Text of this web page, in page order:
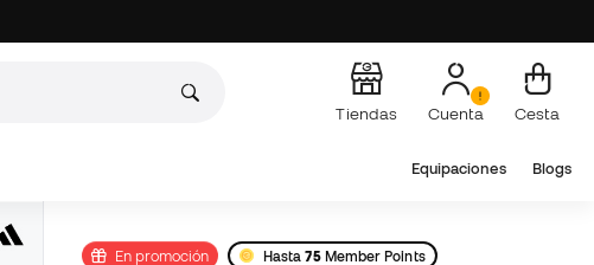
Tiendas Cuenta Cesta
Equipaciones Blogs
En promoción Hasta75Member Points